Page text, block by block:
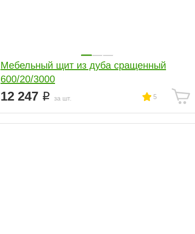
Мебельный щит из дуба сращенный
600/20/3000
12 247 за шт. 5